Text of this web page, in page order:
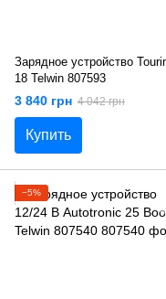
Зарядное устройство
18 Telwin 807593
3 840 грн 4 042 грн
Купить
−5%